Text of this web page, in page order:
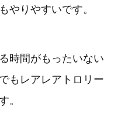
やりやすいです。
時間がもったいない
もレアレアトロリー
。